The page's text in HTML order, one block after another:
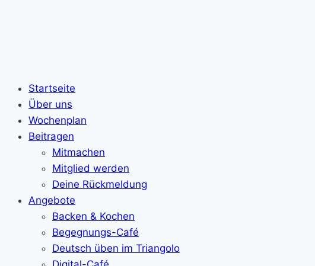
Startseite
Über uns
Wochenplan
Beitragen
Mitmachen
Mitglied werden
Deine Rückmeldung
Angebote
Backen & Kochen
Begegnungs-Café
Deutsch üben im Triangolo